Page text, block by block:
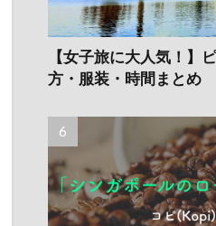
【女子旅に大人気！】
方・服装・時間まとめ